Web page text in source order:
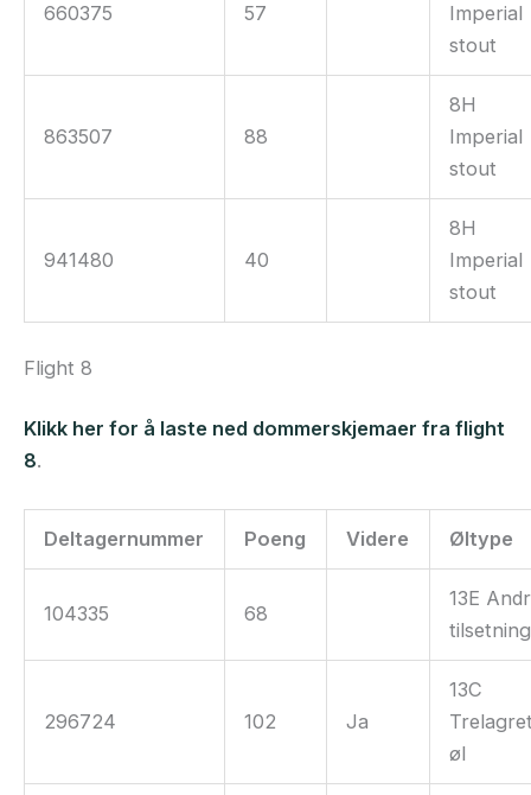
660375 57
Imperial
stout
863507 88
8H
Imperial
stout
941480 40
8H
Imperial
stout
Flight 8
Klikk her for å laste ned dommerskjemaer fra flight
8.
Deltagernummer Poeng Videre Øltype
104335 68
13E
296724 102 Ja
13C
øl